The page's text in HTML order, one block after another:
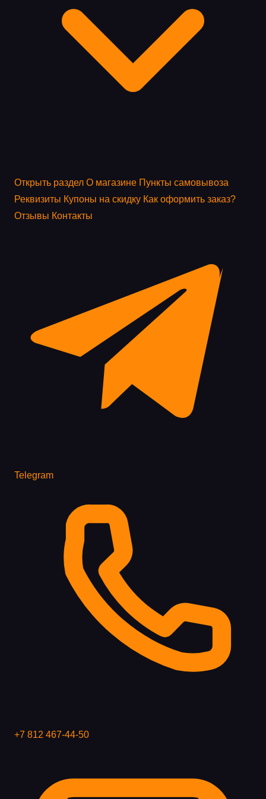
Открыть раздел О магазине Пункты самовывоза
Реквизиты Купоны на скидку Как оформить заказ?
Отзывы Контакты
Telegram
+7 812 467-44-50